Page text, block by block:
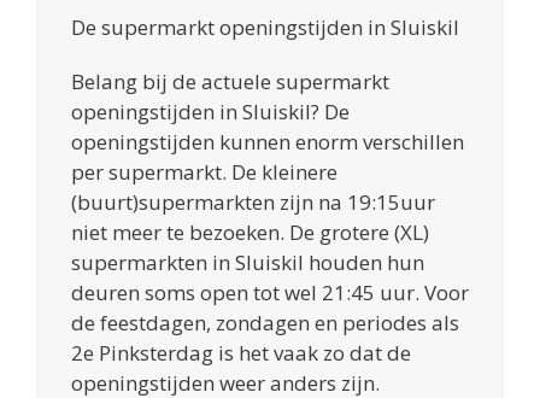
De supermarkt openingstijden in Sluiskil
Belang bij de actuele supermarkt
openingstijden in Sluiskil? De
openingstijden kunnen enorm verschillen
per supermarkt. De kleinere
(buurt)supermarkten zijn na 19:15uur
niet meer te bezoeken. De grotere (XL)
supermarkten in Sluiskil houden hun
deuren soms open tot wel 21:45 uur. Voor
de feestdagen, zondagen en periodes als
2e Pinksterdag is het vaak zo dat de
openingstijden weer anders zijn.